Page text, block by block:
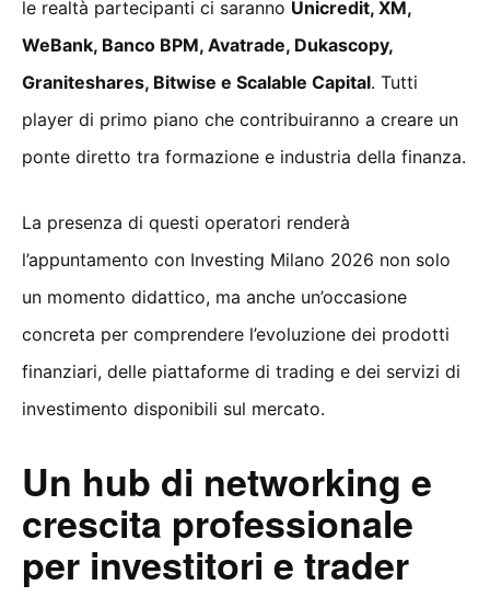
le realtà partecipanti ci saranno Unicredit, XM,
WeBank, Banco BPM, Avatrade, Dukascopy,
Graniteshares, Bitwise e Scalable Capital. Tutti
player di primo piano che contribuiranno a creare un
ponte diretto tra formazione e industria della finanza.
La presenza di questi operatori renderà
l’appuntamento con Investing Milano 2026 non solo
un momento didattico, ma anche un’occasione
concreta per comprendere l’evoluzione dei prodotti
finanziari, delle piattaforme di trading e dei servizi di
investimento disponibili sul mercato.
Un hub di networking e
crescita professionale
per investitori e trader